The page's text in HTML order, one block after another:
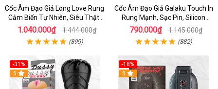
Cốc Âm Đạo Giả Long Love Rung
Cảm Biến Tự Nhiên, Siêu Thật,
Sướng
1.040.000₫ 1.444.000₫
(899)
Cốc Âm Đạo Giả Galaku Touch In
Rung Mạnh, Sạc Pin, Silicon
Mềm
790.000₫ 1.145.000₫
(882)
-31%
5
-18%
5